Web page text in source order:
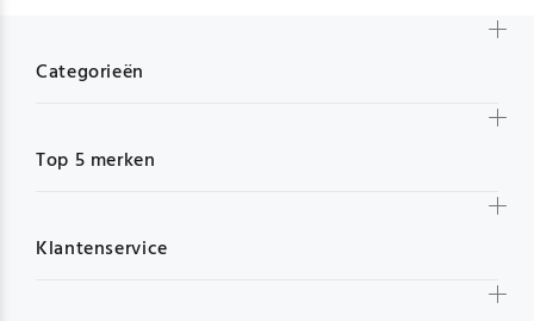
Categorieën
Top 5 merken
Klantenservice